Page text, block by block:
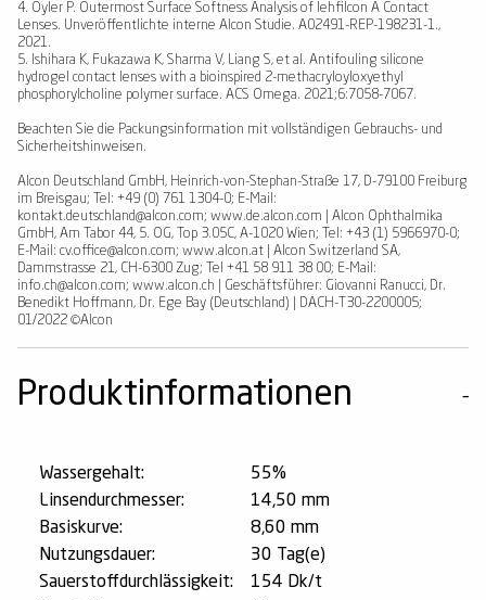
4. Oyler P. Outermost Surface Softness Analysis of lehfilcon A Contact
Lenses. Unveröffentlichte interne Alcon Studie. A02491-REP-198231-1.,
2021.
5. Ishihara K, Fukazawa K, Sharma V, Liang S, et al. Antifouling silicone
hydrogel contact lenses with a bioinspired 2-methacryloyloxyethyl
phosphorylcholine polymer surface. ACS Omega. 2021;6:7058-7067.
Beachten Sie die Packungsinformation mit vollständigen Gebrauchs- und
Sicherheitshinweisen.
Alcon Deutschland GmbH, Heinrich-von-Stephan-Straße 17, D-79100 Freiburg
im Breisgau; Tel: +49 (0) 761 1304-0; E-Mail:
kontakt.deutschland@alcon.com; www.de.alcon.com | Alcon Ophthalmika
GmbH, Am Tabor 44, 5. OG, Top 3.05C, A-1020 Wien; Tel: +43 (1) 5966970-0;
E-Mail: cv.office@alcon.com; www.alcon.at | Alcon Switzerland SA,
Dammstrasse 21, CH-6300 Zug; Tel +41 58 911 38 00; E-Mail:
info.ch@alcon.com; www.alcon.ch | Geschäftsführer: Giovanni Ranucci, Dr.
Benedikt Hoffmann, Dr. Ege Bay (Deutschland) | DACH-T30-2200005;
01/2022 ©Alcon
Produktinformationen
Wassergehalt:
55%
Linsendurchmesser:
14,50 mm
Basiskurve:
8,60 mm
Nutzungsdauer:
30 Tag(e)
Sauerstoffdurchlässigkeit:
154 Dk/t